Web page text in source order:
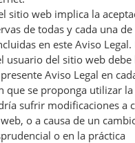
sitio web implica la
de todas y cada una de
en este Aviso Legal.
usuario del sitio web debe
Aviso Legal en
que se proponga utilizar
sufrir modificaciones a
o a causa de un
o en la práctica